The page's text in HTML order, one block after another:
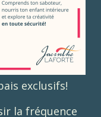
exclusifs!
la fréquence